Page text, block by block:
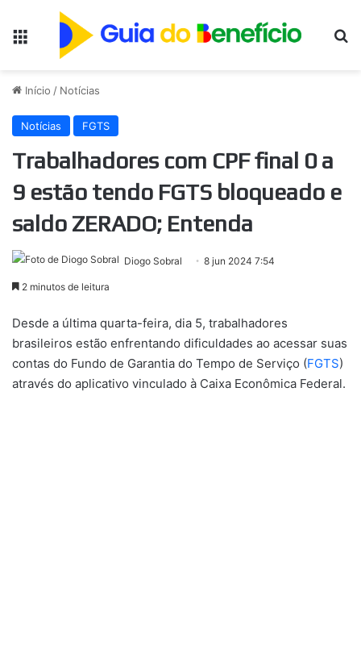
Início / Notícias
Notícias FGTS
Trabalhadores com CPF final 0 a
9 estão tendo FGTS bloqueado e
saldo ZERADO; Entenda
Diogo Sobral 8 jun 2024 7:54
2 minutos de leitura
Desde a última quarta-feira, dia 5, trabalhadores
brasileiros estão enfrentando dificuldades ao acessar suas
contas do Fundo de Garantia do Tempo de Serviço (FGTS)
através do aplicativo vinculado à Caixa Econômica Federal.